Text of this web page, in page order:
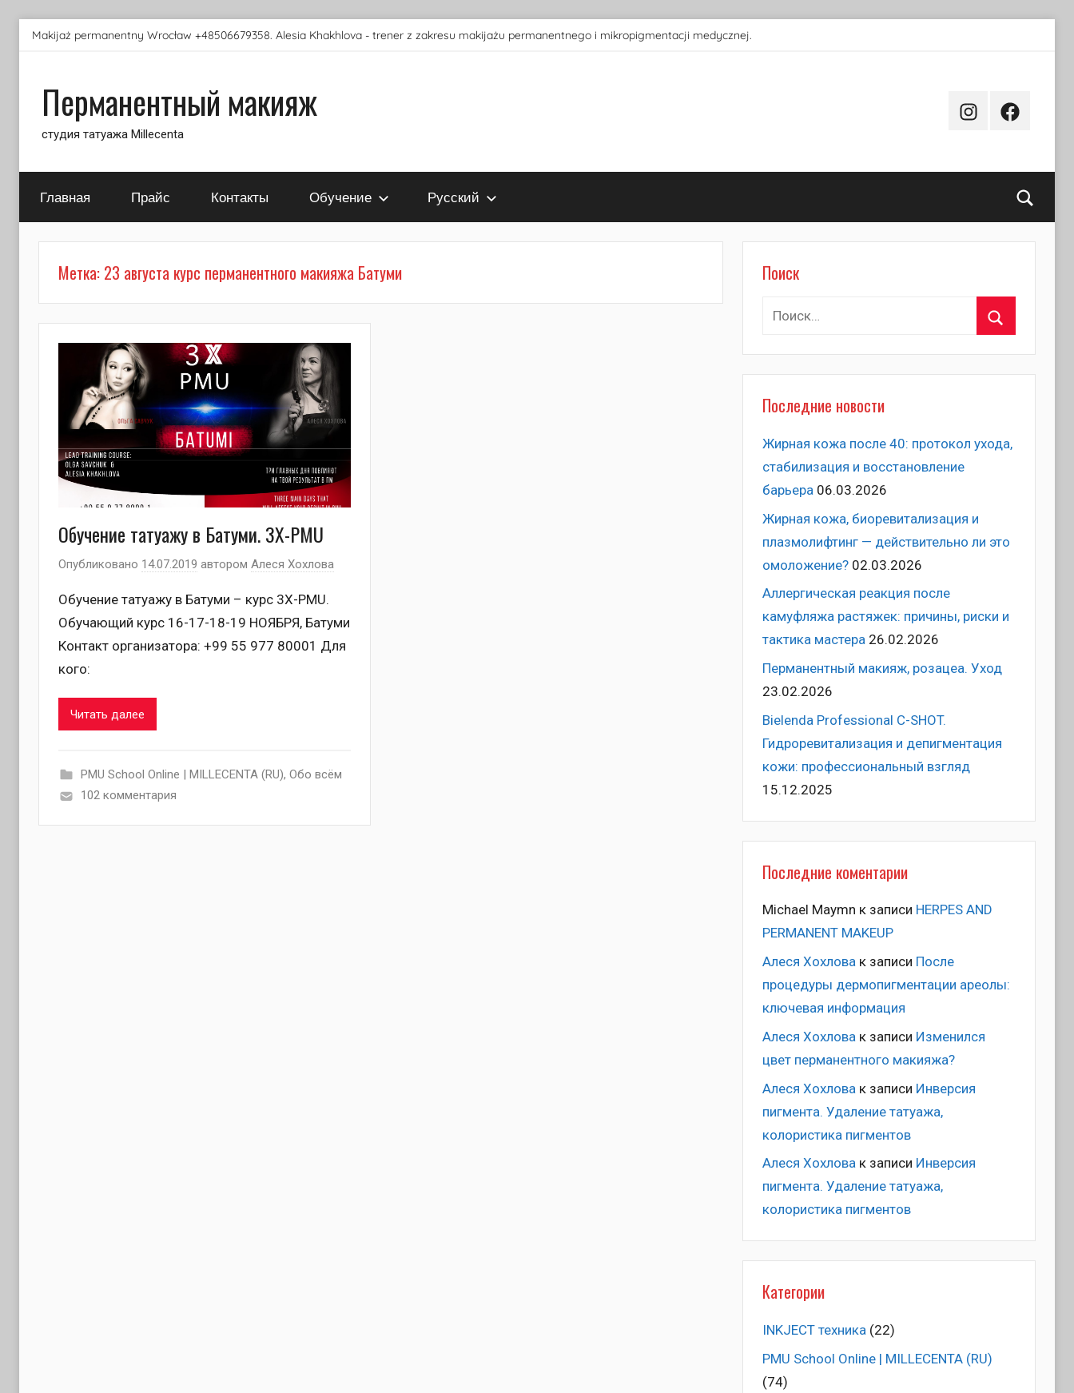
Перейти
Makijaż permanentny Wrocław +48506679358. Alesia Khakhlova - trener z zakresu makijażu permanentnego i mikropigmentacji medycznej.
Перманентный макияж
студия татуажа Millecenta
InstagramFacebook
Главная Прайс Контакты Обучение Русский
Метка: 23 августа курс перманентного макияжа Батуми
Обучение татуажу в Батуми. 3Х-PMU
Опубликовано 14.07.2019 автором Алеся Хохлова
Обучение татуажу в Батуми – курс 3Х-PMU.
Обучающий курс 16-17-18-19 НОЯБРЯ, Батуми
Контакт организатора: +99 55 977 80001 Для
кого:
Читать далее
PMU School Online | MILLECENTA (RU), Обо всём
102 комментария
Поиск
Найти:
Последние новости
Жирная кожа после 40: протокол ухода,
стабилизация и восстановление
барьера 06.03.2026
Жирная кожа, биоревитализация и
плазмолифтинг — действительно ли это
омоложение? 02.03.2026
Аллергическая реакция после
камуфляжа растяжек: причины, риски и
тактика мастера 26.02.2026
Перманентный макияж, розацеа. Уход
23.02.2026
Bielenda Professional C-SHOT.
Гидроревитализация и депигментация
кожи: профессиональный взгляд
15.12.2025
Последние коментарии
Michael Maymn к записи HERPES AND
PERMANENT MAKEUP
Алеся Хохловак записи После
процедуры дермопигментации ареолы:
ключевая информация
Алеся Хохлова к записи Изменился
цвет перманентного макияжа?
Алеся Хохлова к записи Инверсия
пигмента. Удаление татуажа,
колористика пигментов
Алеся Хохловак записи Инверсия
пигмента. Удаление татуажа,
колористика пигментов
Категории
INKJECT техника (22)
PMU School Online | MILLECENTA (RU)
(74)